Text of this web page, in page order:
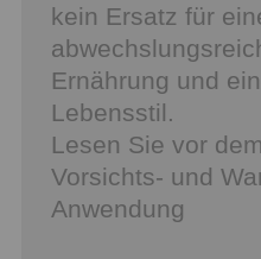
kein Ersatz für
Ernährung und
Lebensstil.
Lesen Sie vor
Vorsichts- und
Anwendung